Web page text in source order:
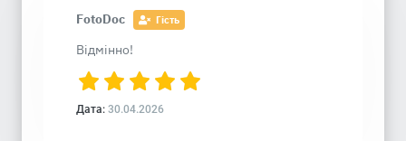
FotoDoc Гість
Відмінно!
Дата: 30.04.2026